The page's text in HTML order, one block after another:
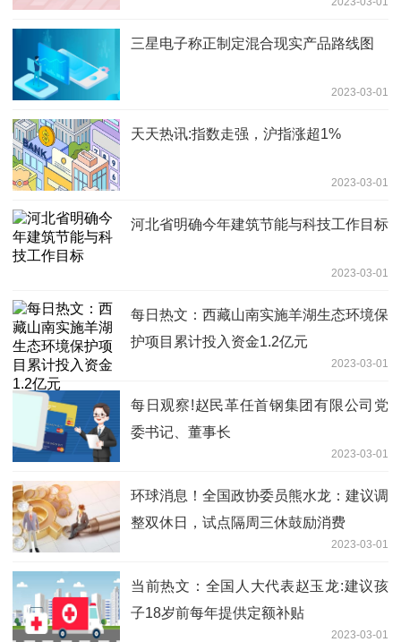
三星电子称正制定混合现实产品路线图
2023-03-01
天天热讯:指数走强，沪指涨超1%
2023-03-01
河北省明确今年建筑节能与科技工作目标
2023-03-01
每日热文：西藏山南实施羊湖生态环境保
护项目累计投入资金1.2亿元
2023-03-01
每日观察!赵民革任首钢集团有限公司党
委书记、董事长
2023-03-01
环球消息！全国政协委员熊水龙：建议调
整双休日，试点隔周三休鼓励消费
2023-03-01
当前热文：全国人大代表赵玉龙:建议孩
子18岁前每年提供定额补贴
2023-03-01